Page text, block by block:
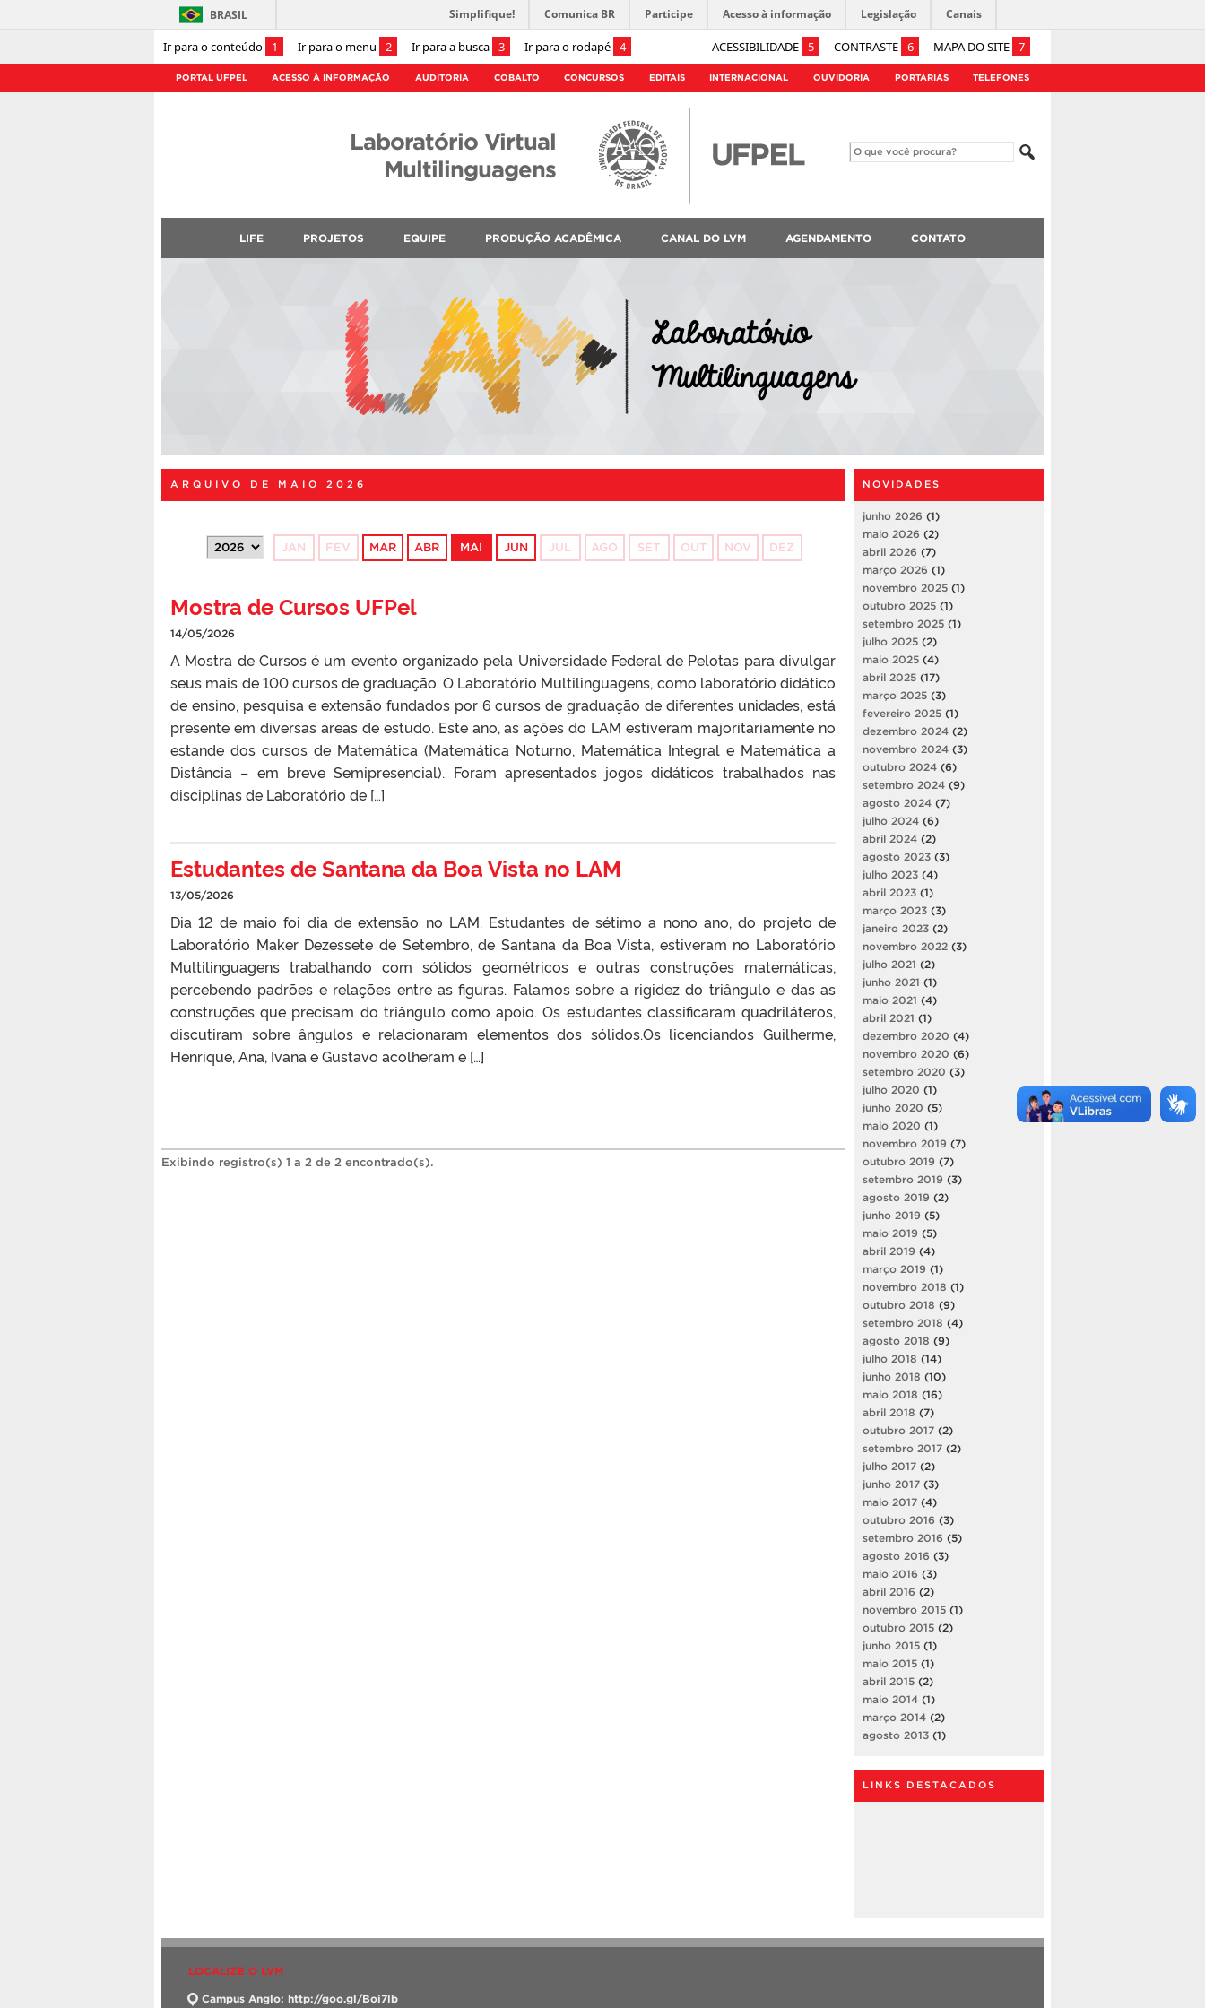
Ir para o conteúdo 1 Ir para o menu 2 Ir para a busca 3 Ir para o rodapé 4 ACESSIBILIDADE 5 CONTRASTE 6 MAPA DO SITE 7
BRASIL Simplifique! Comunica BR Participe Acesso à informação Legislação Canais
PORTAL UFPEL ACESSO À INFORMAÇÃO AUDITORIA COBALTO CONCURSOS EDITAIS INTERNACIONAL OUVIDORIA PORTARIAS TELEFONES
Laboratório Virtual
Multilinguagens
LIFE PROJETOS EQUIPE PRODUÇÃO ACADÊMICA CANAL DO LVM AGENDAMENTO CONTATO
ARQUIVO DE MAIO 2026
JAN FEV MAR ABR MAI JUN JUL AGO SET OUT NOV DEZ
Mostra de Cursos UFPel
14/05/2026
A Mostra de Cursos é um evento organizado pela Universidade Federal de Pelotas para divulgar
seus mais de 100 cursos de graduação. O Laboratório Multilinguagens, como laboratório didático
de ensino, pesquisa e extensão fundados por 6 cursos de graduação de diferentes unidades, está
presente em diversas áreas de estudo. Este ano, as ações do LAM estiveram majoritariamente no
estande dos cursos de Matemática (Matemática Noturno, Matemática Integral e Matemática a
Distância – em breve Semipresencial). Foram apresentados jogos didáticos trabalhados nas
disciplinas de Laboratório de […]
Estudantes de Santana da Boa Vista no LAM
13/05/2026
Dia 12 de maio foi dia de extensão no LAM. Estudantes de sétimo a nono ano, do projeto de
Laboratório Maker Dezessete de Setembro, de Santana da Boa Vista, estiveram no Laboratório
Multilinguagens trabalhando com sólidos geométricos e outras construções matemáticas,
percebendo padrões e relações entre as figuras. Falamos sobre a rigidez do triângulo e das as
construções que precisam do triângulo como apoio. Os estudantes classificaram quadriláteros,
discutiram sobre ângulos e relacionaram elementos dos sólidos.Os licenciandos Guilherme,
Henrique, Ana, Ivana e Gustavo acolheram e […]
Exibindo registro(s) 1 a 2 de 2 encontrado(s).
NOVIDADES
junho 2026 (1)
maio 2026 (2)
abril 2026 (7)
março 2026 (1)
novembro 2025 (1)
outubro 2025 (1)
setembro 2025 (1)
julho 2025 (2)
maio 2025 (4)
abril 2025 (17)
março 2025 (3)
fevereiro 2025 (1)
dezembro 2024 (2)
novembro 2024 (3)
outubro 2024 (6)
setembro 2024 (9)
agosto 2024 (7)
julho 2024 (6)
abril 2024 (2)
agosto 2023 (3)
julho 2023 (4)
abril 2023 (1)
março 2023 (3)
janeiro 2023 (2)
novembro 2022 (3)
julho 2021 (2)
junho 2021 (1)
maio 2021 (4)
abril 2021 (1)
dezembro 2020 (4)
novembro 2020 (6)
setembro 2020 (3)
julho 2020 (1)
junho 2020 (5)
maio 2020 (1)
novembro 2019 (7)
outubro 2019 (7)
setembro 2019 (3)
agosto 2019 (2)
junho 2019 (5)
maio 2019 (5)
abril 2019 (4)
março 2019 (1)
novembro 2018 (1)
outubro 2018 (9)
setembro 2018 (4)
agosto 2018 (9)
julho 2018 (14)
junho 2018 (10)
maio 2018 (16)
abril 2018 (7)
outubro 2017 (2)
setembro 2017 (2)
julho 2017 (2)
junho 2017 (3)
maio 2017 (4)
outubro 2016 (3)
setembro 2016 (5)
agosto 2016 (3)
maio 2016 (3)
abril 2016 (2)
novembro 2015 (1)
outubro 2015 (2)
junho 2015 (1)
maio 2015 (1)
abril 2015 (2)
maio 2014 (1)
março 2014 (2)
agosto 2013 (1)
LINKS DESTACADOS
LOCALIZE O LVM
Campus Anglo: http://goo.gl/Boi7lb